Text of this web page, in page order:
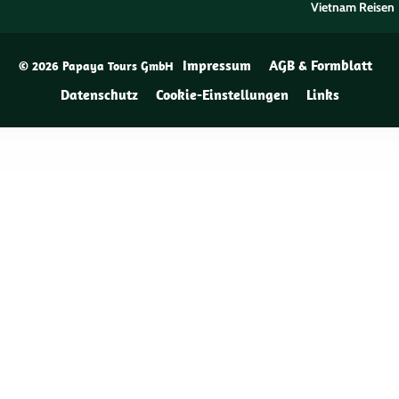
Vietnam Reisen
© 2026 Papaya Tours GmbH Impressum
AGB & Formblatt
Datenschutz
Cookie-Einstellungen Links